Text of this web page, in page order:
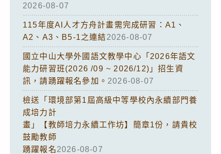
2026-08-07
115年度AI人才方舟計畫需完成研習：A1、
A2、A3、B5-1之連結2026-08-07
國立中山大學外國語文教學中心「2026年語文
能力研習班(2026 /09 ~ 2026/12)」招生資
訊，請踴躍報名參加。 2026-08-07
檢送「環境部第1屆高級中等學校內永續部門養
成培力計
畫」【教師培力永續工作坊】簡章1份，請貴校
鼓勵教師
踴躍報名2026-08-07